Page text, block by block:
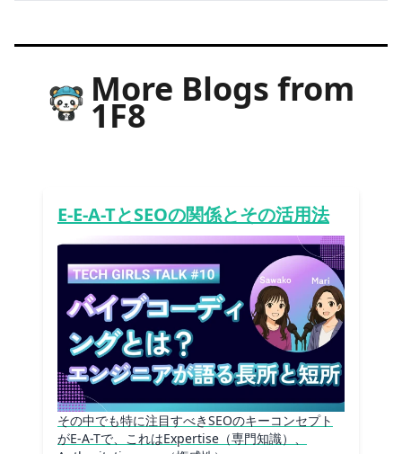
More Blogs from
1F8
E-E-A-TとSEOの関係とその活用法
その中でも特に注目すべきSEOのキーコンセプト
がE-A-Tで、これはExpertise（専門知識）、